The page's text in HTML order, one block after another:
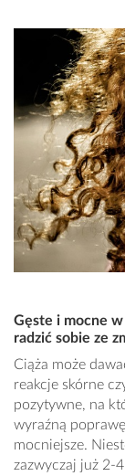
Gęste i mocne
radzić sobie ze
Ciąża może
reakcje skórne
pozytywne, na
wyraźną
mocniejsze.
zazwyczaj już 2-